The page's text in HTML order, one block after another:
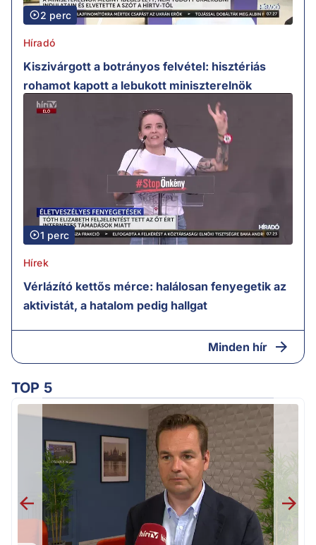
2 perc
Híradó
Kiszivárgott a botrányos felvétel: hisztériás
rohamot kapott a lebukott miniszterelnök
1 perc
Hírek
Vérlázító kettős mérce: halálosan fenyegetik az
aktivistát, a hatalom pedig hallgat
Minden hír
TOP 5